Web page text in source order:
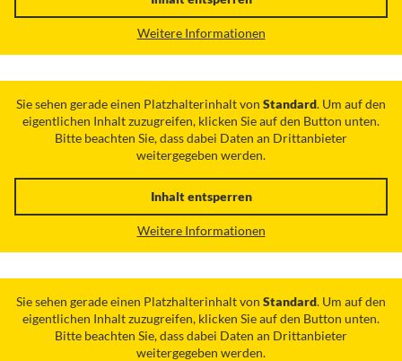
Weitere Informationen
Sie sehen gerade einen Platzhalterinhalt von Standard. Um auf den
eigentlichen Inhalt zuzugreifen, klicken Sie auf den Button unten.
Bitte beachten Sie, dass dabei Daten an Drittanbieter
weitergegeben werden.
Inhalt entsperren
Weitere Informationen
Sie sehen gerade einen Platzhalterinhalt von Standard. Um auf den
eigentlichen Inhalt zuzugreifen, klicken Sie auf den Button unten.
Bitte beachten Sie, dass dabei Daten an Drittanbieter
weitergegeben werden.